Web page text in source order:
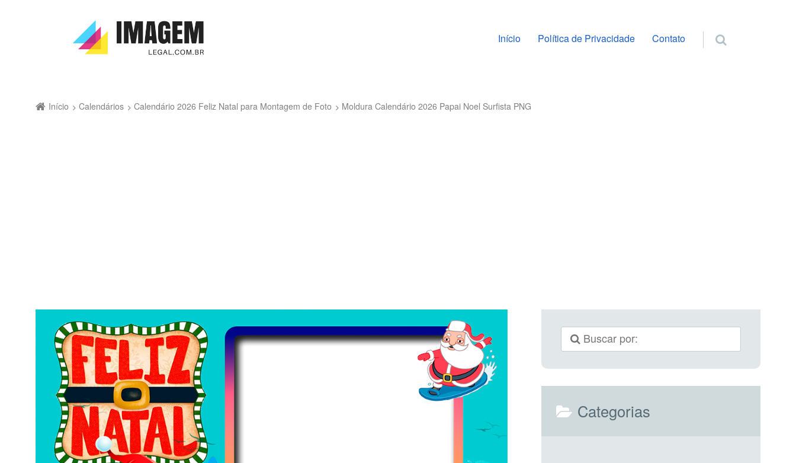
Pular para o conteúdo
Início Política de Privacidade Contato
Início Calendários Calendário 2026 Feliz Natal para Montagem de Foto Moldura Calendário 2026 Papai Noel Surfista PNG
Categorias